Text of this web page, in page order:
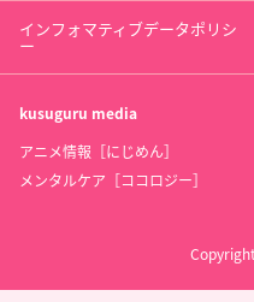
インフォマティブデータポリシ
ー
kusuguru media
アニメ情報［にじめん］
メンタルケア［ココロジー］